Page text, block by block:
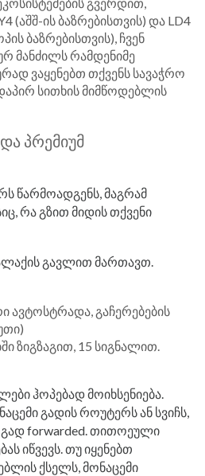
(აშშ-ის ბაზრებისთვის) და LD4
ბაზრებისთვის), ჩვენ
მანძილს რამდენიმე
ვაყენებთ თქვენს სავაჭრო
სითხის მიმწოდებლის
პრემიუმ
წარმოადგენს, მაგრამ
რა გზით მიდის თქვენი
გავლით მართავთ.
ავტოსტრადა, გაჩერებების
ზიგზაგით, 15 სიგნალით.
ჰოპებად მოიხსენიება.
გადის როუტერს ან სვიჩს,
გად forwarded. თითოეული
იწვევს. თუ იყენებთ
ქსელს, მონაცემი